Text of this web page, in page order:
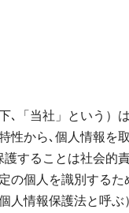
､「当社」という）
性から､個人情報を
することは社会的
の個人を識別する
人情報保護法と呼